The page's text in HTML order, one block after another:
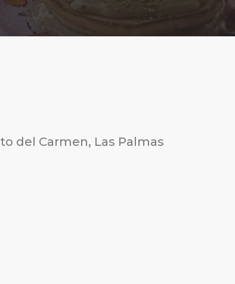
del Carmen, Las Palmas